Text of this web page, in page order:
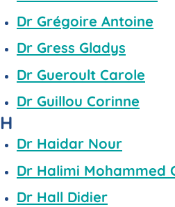
Dr Grégoire Antoine
Dr Gress Gladys
Dr Gueroult Carole
Dr Guillou Corinne
H
Dr Haidar Nour
Dr Halimi Mohammed
Dr Hall Didier